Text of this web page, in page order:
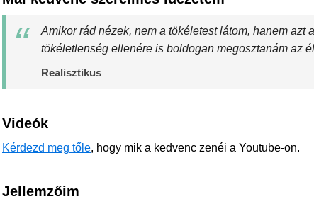
Amikor rád nézek, nem a tökéletest látom, hanem azt
tökéletlenség ellenére is boldogan megosztanám az
Realisztikus
Videók
Kérdezd meg tőle, hogy mik a kedvenc zenéi a Youtube-on.
Jellemzőim